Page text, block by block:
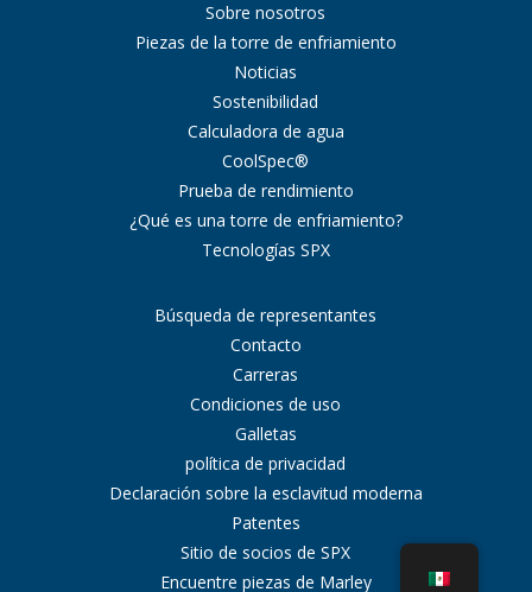
Sobre nosotros
Piezas de la torre de enfriamiento
Noticias
Sostenibilidad
Calculadora de agua
CoolSpec®
Prueba de rendimiento
¿Qué es una torre de enfriamiento?
Tecnologías SPX
Búsqueda de representantes
Contacto
Carreras
Condiciones de uso
Galletas
política de privacidad
Declaración sobre la esclavitud moderna
Patentes
Sitio de socios de SPX
Encuentre piezas de Marley